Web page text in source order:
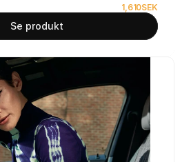
1,610SEK
Se produkt